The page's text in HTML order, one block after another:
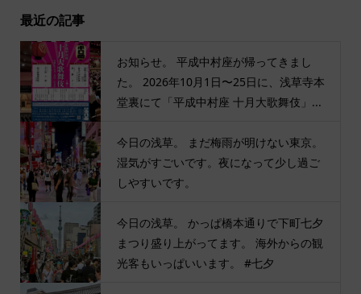
最近の記事
お知らせ。 平成中村座が帰ってきまし
た。 2026年10月1日〜25日に、浅草寺本
堂裏にて「平成中村座 十月大歌舞伎」...
今日の浅草。 まだ梅雨が明けない東京。
湿気がすごいです。夜になって少し過ご
しやすいです。
今日の浅草。 かっぱ橋本通りで下町七夕
まつり盛り上がってます。 海外からの観
光客もいっぱいいます。 #七夕